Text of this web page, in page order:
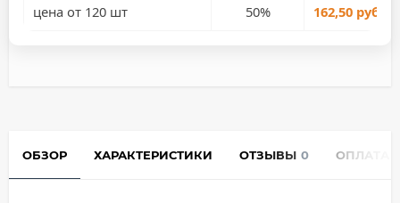
цена от 120 шт 50% 162,50 руб.
ОБЗОР ХАРАКТЕРИСТИКИ ОТЗЫВЫ 0 ОПЛАТА